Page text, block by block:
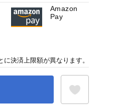
Amazon
Pay
に決済上限額が異なります。